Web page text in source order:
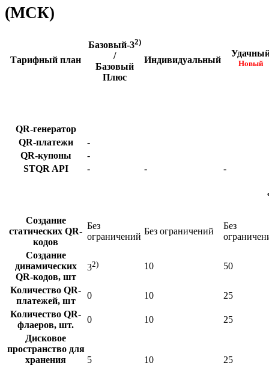
(МСК)
Тарифный план
Базовый-32)
/
Базовый
Плюс
Индивидуальный Новый
QR-генератор
QR-платежи
-
QR-купоны
-
STQR API
- - -
Создание
статических QR-
кодов
Без
ограничений
Без ограничений
Без
Создание
динамических
QR-кодов, шт
32) 10 50
Количество QR-
платежей, шт
0 10
25
Количество QR-
флаеров, шт.
0 10
25
Дисковое
пространство для
хранения
5 10 25